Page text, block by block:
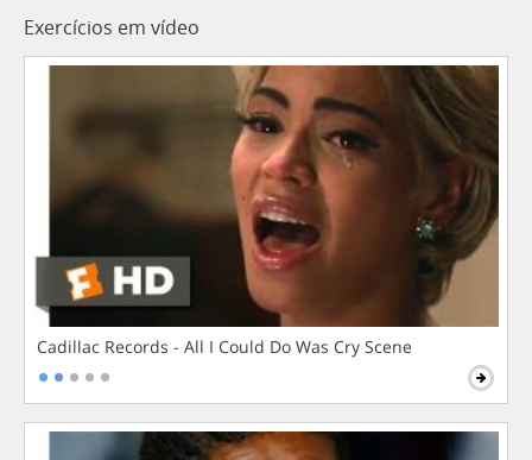
Exercícios em vídeo
Cadillac Records - All I Could Do Was Cry Scene